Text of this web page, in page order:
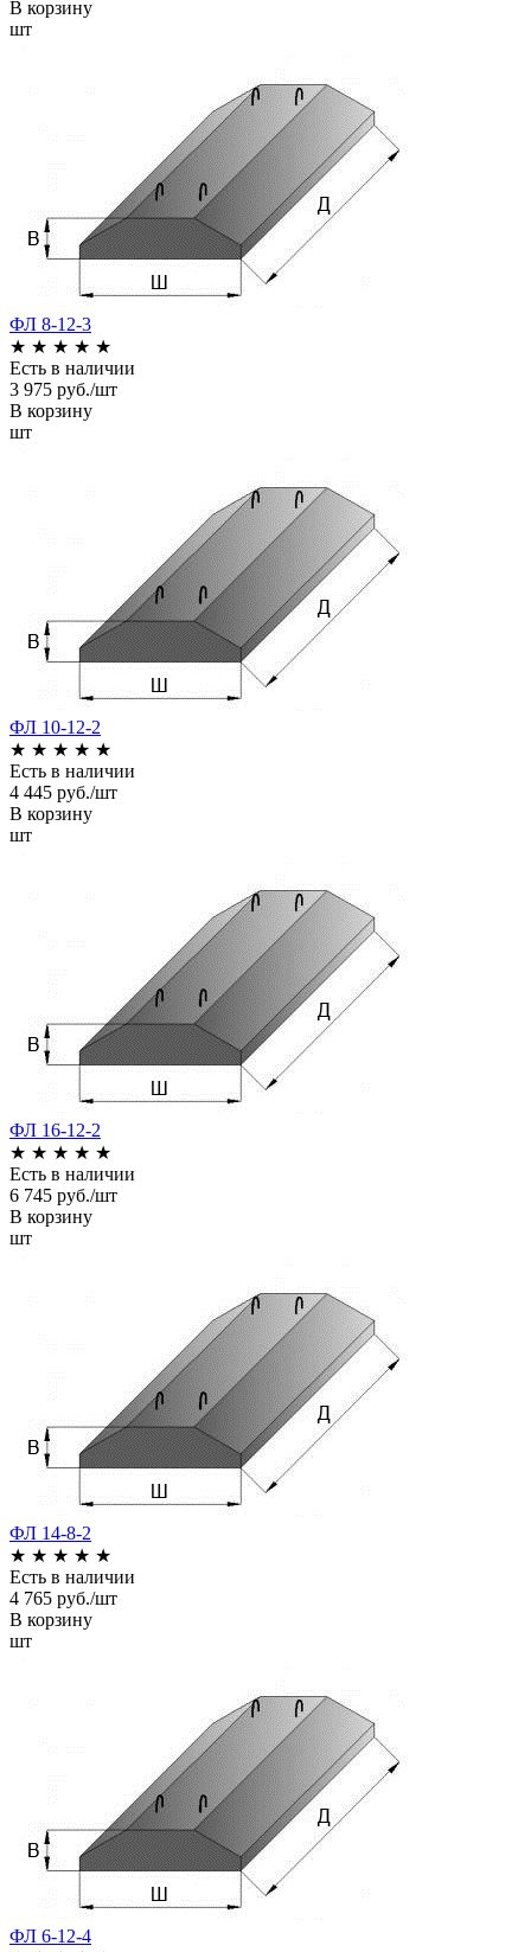
В корзину
шт
ФЛ 8-12-3
★ ★ ★ ★ ★
Есть в наличии
3 975 руб./шт
В корзину
шт
ФЛ 10-12-2
★ ★ ★ ★ ★
Есть в наличии
4 445 руб./шт
В корзину
шт
ФЛ 16-12-2
★ ★ ★ ★ ★
Есть в наличии
6 745 руб./шт
В корзину
шт
ФЛ 14-8-2
★ ★ ★ ★ ★
Есть в наличии
4 765 руб./шт
В корзину
шт
ФЛ 6-12-4